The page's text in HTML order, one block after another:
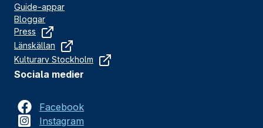
Guide-appar
Bloggar
Press
Länskällan
Kulturarv Stockholm
Sociala medier
Facebook
Instagram